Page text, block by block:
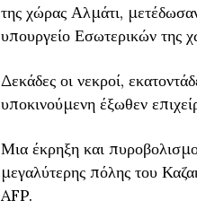
της χώρας Αλμάτι,
υπουργείο Εσωτερικών της
Δεκάδες οι νεκροί,
υποκινούμενη έξωθεν
Μια έκρηξη και
μεγαλύτερης πόλης του
AFP.